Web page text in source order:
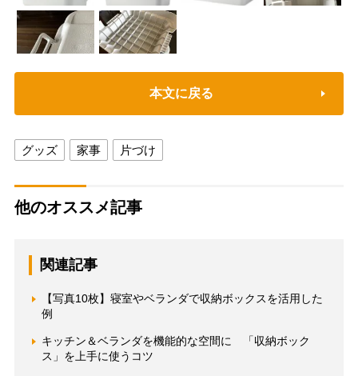
本文に戻る
グッズ 家事 片づけ
他のオススメ記事
関連記事
【写真10枚】寝室やベランダで収納ボックスを活用した
例
キッチン＆ベランダを機能的な空間に 「収納ボック
ス」を上手に使うコツ